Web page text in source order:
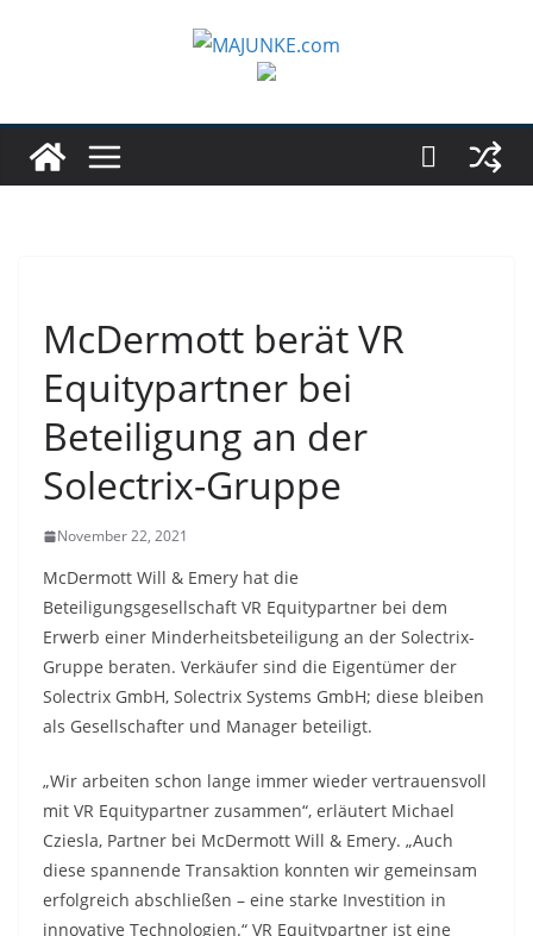
McDermott berät VR
Equitypartner bei
Beteiligung an der
Solectrix-Gruppe
November 22, 2021
McDermott Will & Emery hat die
Beteiligungsgesellschaft VR Equitypartner bei dem
Erwerb einer Minderheitsbeteiligung an der Solectrix-
Gruppe beraten. Verkäufer sind die Eigentümer der
Solectrix GmbH, Solectrix Systems GmbH; diese bleiben
als Gesellschafter und Manager beteiligt.
„Wir arbeiten schon lange immer wieder vertrauensvoll
mit VR Equitypartner zusammen“, erläutert Michael
Cziesla, Partner bei McDermott Will & Emery. „Auch
diese spannende Transaktion konnten wir gemeinsam
erfolgreich abschließen – eine starke Investition in
innovative Technologien.“ VR Equitypartner ist eine